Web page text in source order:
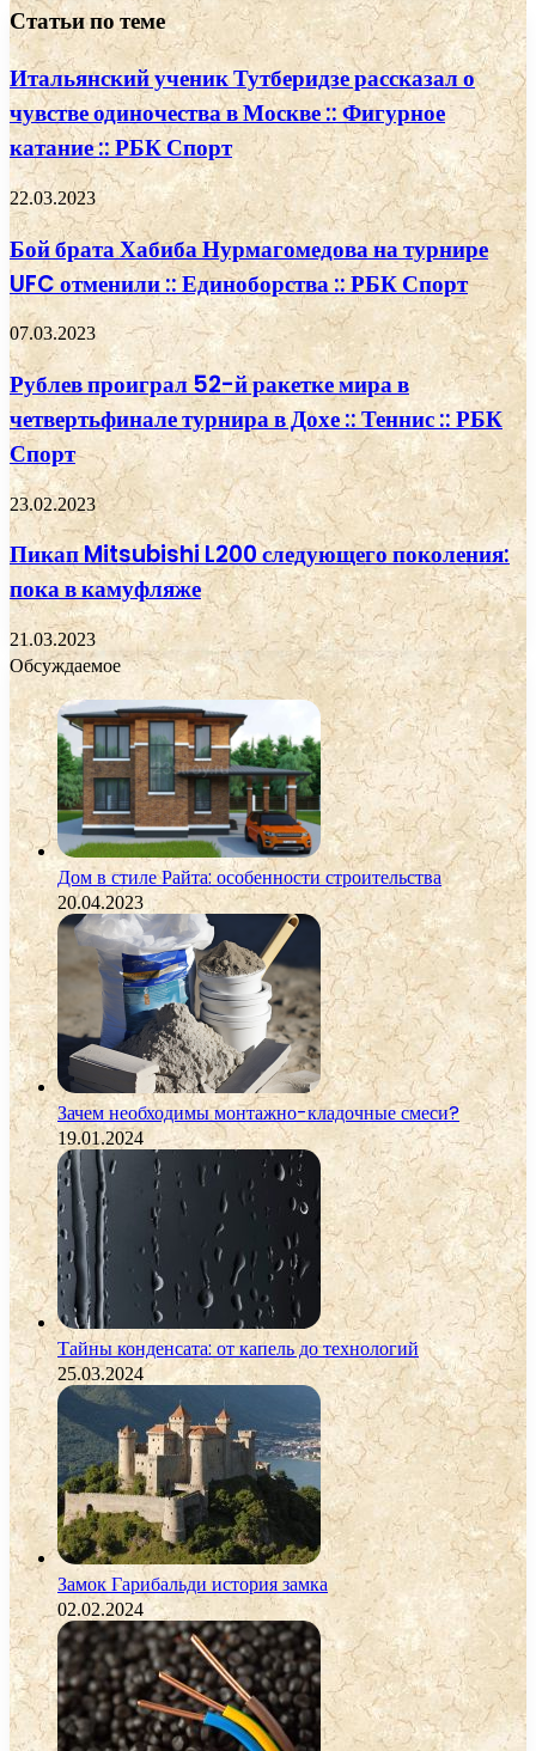
Статьи по теме
Итальянский ученик Тутберидзе рассказал о
чувстве одиночества в Москве :: Фигурное
катание :: РБК Спорт
22.03.2023
Бой брата Хабиба Нурмагомедова на турнире
UFC отменили :: Единоборства :: РБК Спорт
07.03.2023
Рублев проиграл 52-й ракетке мира в
четвертьфинале турнира в Дохе :: Теннис :: РБК
Спорт
23.02.2023
Пикап Mitsubishi L200 следующего поколения:
пока в камуфляже
21.03.2023
Обсуждаемое
Дом в стиле Райта: особенности строительства
20.04.2023
Зачем необходимы монтажно-кладочные смеси?
19.01.2024
Тайны конденсата: от капель до технологий
25.03.2024
Замок Гарибальди история замка
02.02.2024